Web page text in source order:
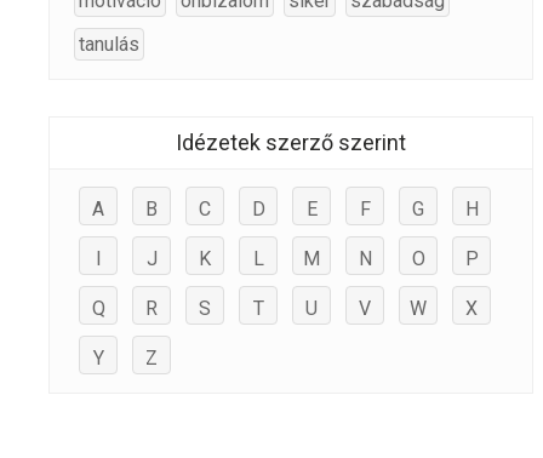
tanulás
Idézetek szerző szerint
A B C D E F G H
I J K L M N O P
Q R S T U V W X
Y Z